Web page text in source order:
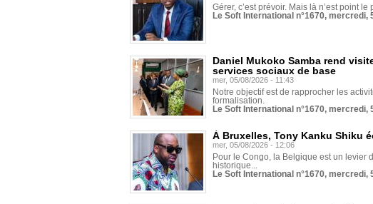
Gérer, c’est prévoir. Mais là n’est point
Le Soft International n°1670,
Daniel Mukoko Samba rend
services sociaux de base
mer, 05/08/2026 - 11:43
Notre objectif est de rapprocher les
formalisation.
Le Soft International n°1670,
À Bruxelles, Tony Kanku Shiku
mer, 05/08/2026 - 12:06
Pour le Congo, la Belgique est un levier
historique...
Le Soft International n°1670,